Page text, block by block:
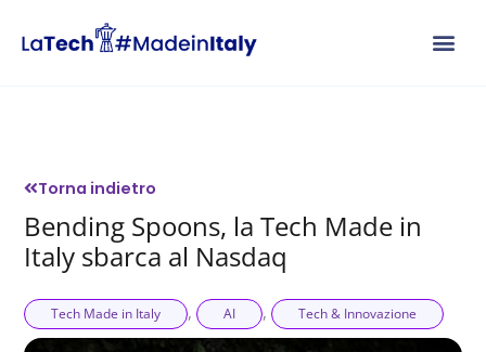
Torna indietro
Bending Spoons, la Tech Made in
Italy sbarca al Nasdaq
Tech Made in Italy , AI , Tech & Innovazione